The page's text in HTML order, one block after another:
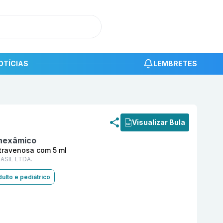
LEMBRETES
Visualizar Bula
com 5 ml
LTDA.
e pediátrico